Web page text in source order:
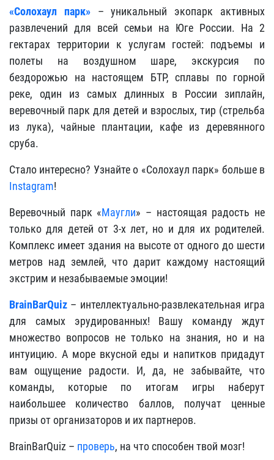
«Солохаул парк»– уникальный экопарк активных
развлечений для всей семьи на Юге России. На 2
гектарах территории к услугам гостей: подъемы и
полеты на воздушном шаре, экскурсия по
бездорожью на настоящем БТР, сплавы по горной
реке, один из самых длинных в России зиплайн,
веревочный парк для детей и взрослых, тир (стрельба
из лука), чайные плантации, кафе из деревянного
сруба.
Стало интересно? Узнайте о «Солохаул парк» больше в
Instagram!
Веревочный парк «Маугли» – настоящая радость не
только для детей от 3-х лет, но и для их родителей.
Комплекс имеет здания на высоте от одного до шести
метров над землей, что дарит каждому настоящий
экстрим и незабываемые эмоции!
BrainBarQuiz – интеллектуально-развлекательная игра
для самых эрудированных! Вашу команду ждут
множество вопросов не только на знания, но и на
интуицию. А море вкусной еды и напитков придадут
вам ощущение радости. И, да, не забывайте, что
команды, которые по итогам игры наберут
наибольшее количество баллов, получат ценные
призы от организаторов и их партнеров.
BrainBarQuiz – проверь, на что способен твой мозг!